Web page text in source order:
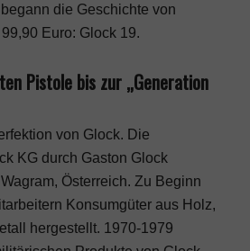
die Geschichte von
Euro: Glock 19.
Pistole bis zur „Generation
von Glock. Die
KG durch Gaston Glock
Österreich. Zu Beginn
Konsumgüter aus Holz,
hergestellt. 1970-1979